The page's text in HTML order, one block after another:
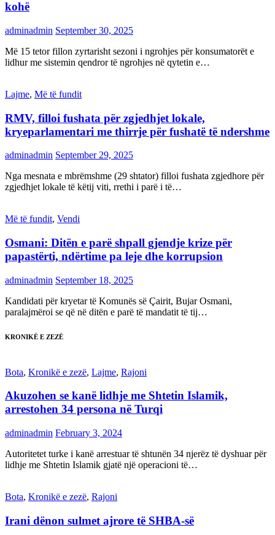
kohë
adminadmin September 30, 2025
Më 15 tetor fillon zyrtarisht sezoni i ngrohjes për konsumatorët e
lidhur me sistemin qendror të ngrohjes në qytetin e…
Lajme, Më të fundit
RMV, filloi fushata për zgjedhjet lokale,
kryeparlamentari me thirrje për fushatë të ndershme
adminadmin September 29, 2025
Nga mesnata e mbrëmshme (29 shtator) filloi fushata zgjedhore për
zgjedhjet lokale të këtij viti, rrethi i parë i të…
Më të fundit, Vendi
Osmani: Ditën e parë shpall gjendje krize për
papastërti, ndërtime pa leje dhe korrupsion
adminadmin September 18, 2025
Kandidati për kryetar të Komunës së Çairit, Bujar Osmani,
paralajmëroi se që në ditën e parë të mandatit të tij…
KRONIKË E ZEZË
Bota, Kronikë e zezë, Lajme, Rajoni
Akuzohen se kanë lidhje me Shtetin Islamik,
arrestohen 34 persona në Turqi
adminadmin February 3, 2024
Autoritetet turke i kanë arrestuar të shtunën 34 njerëz të dyshuar për
lidhje me Shtetin Islamik gjatë një operacioni të…
Bota, Kronikë e zezë, Rajoni
Irani dënon sulmet ajrore të SHBA-së